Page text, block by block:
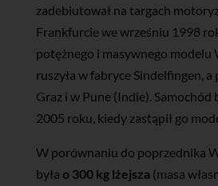
zadebiutował na targach
Frankfurcie we wrześniu 1998
potężnego i masywnego modelu
ruszyła w fabryce Sindelfingen,
Graz i w Pune (Indie). Samochód
2005 roku, kiedy zastąpił go
W porównaniu do poprzednika
była o 300 kg lżejsza(masa